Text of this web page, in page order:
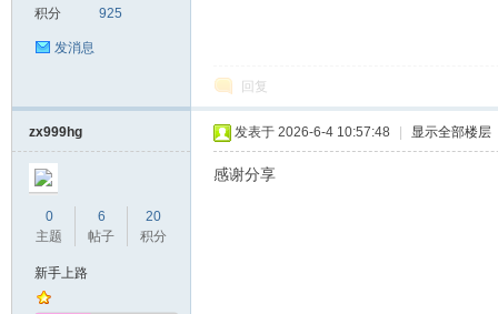
积分 925
发消息
回复
zx999hg
0
主题
6
帖子
20
积分
新手上路
发表于 2026-6-4 10:57:48 显示全部楼层
感谢分享